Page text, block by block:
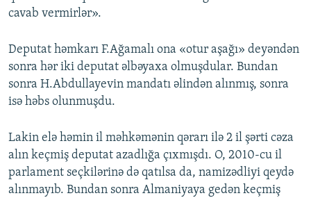
cavab vermirlər».
Deputat həmkarı F.Ağamalı ona «otur aşağı» deyəndən
sonra hər iki deputat əlbəyaxa olmuşdular. Bundan
sonra H.Abdullayevin mandatı əlindən alınmış, sonra
isə həbs olunmuşdu.
Lakin elə həmin il məhkəmənin qərarı ilə 2 il şərti cəza
alın keçmiş deputat azadlığa çıxmışdı. O, 2010-cu il
parlament seçkilərinə də qatılsa da, namizədliyi qeydə
alınmayıb. Bundan sonra Almaniyaya gedən keçmiş